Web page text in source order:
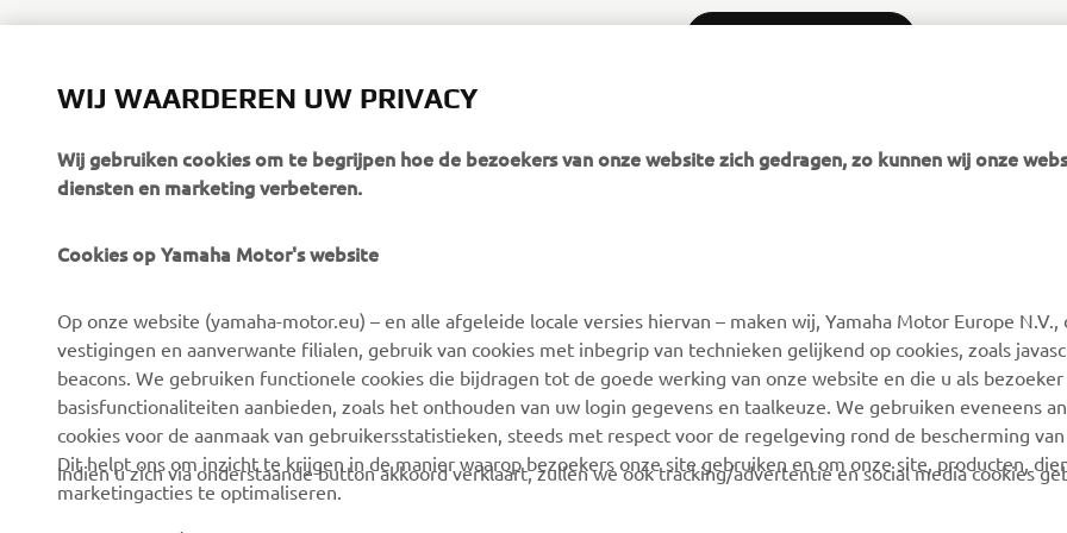
CORPORATE
Over ons
Nieuws
Evenementen
Pers
Werken bij Yamaha
BUSINESS
eBike-systemen
Autoriteiten
Golfterreinen
Eerstehulpverleners
Rijscholen
MyYamaha
Yamaha Music
Yamaha Racing
Yamaha Motor Global
Mobiele apps
Webshop Support
Onderdelen Catalogus
Onderhoudsafspraak
maken
Vind een Yamaha-dealer
WIJ WAARDEREN UW PRIVACY
Wij gebruiken cookies om te begrijpen hoe de bezoekers van onze website zich gedragen, zo kunnen wij onze
diensten en marketing verbeteren.
Cookies op Yamaha Motor's website
Op onze website (yamaha-motor.eu) – en alle afgeleide locale versies hiervan – maken wij, Yamaha Motor Europe N.V.,
vestigingen en aanverwante filialen, gebruik van cookies met inbegrip van technieken gelijkend op cookies, zoals
beacons. We gebruiken functionele cookies die bijdragen tot de goede werking van onze website en die u als bezoeker
basisfunctionaliteiten aanbieden, zoals het onthouden van uw login gegevens en taalkeuze. We gebruiken eveneens
cookies voor de aanmaak van gebruikersstatistieken, steeds met respect voor de regelgeving rond de bescherming van
Dit helpt ons om inzicht te krijgen in de manier waarop bezoekers onze site gebruiken en om onze site, producten,
marketingacties te optimaliseren.
Indien u zich via onderstaande button akkoord verklaart, zullen we ook tracking/advertentie en social media cookies
Tracking/advertentie cookies om u relevante advertenties over onze producten te laten zien en u op de hoogte te